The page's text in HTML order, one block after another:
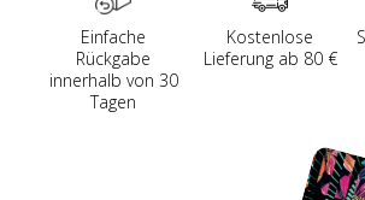
Einfache
Rückgabe
innerhalb von 30
Tagen
Kostenlose
Lieferung ab 80 €